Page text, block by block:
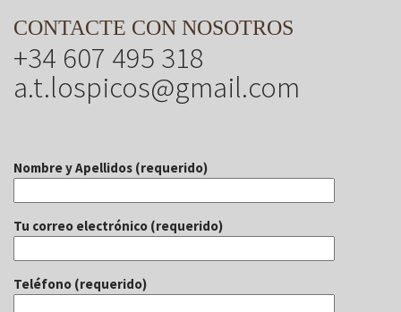
CONTACTE CON NOSOTROS
+34 607 495 318
a.t.lospicos@gmail.com
Nombre y Apellidos (requerido)
Tu correo electrónico (requerido)
Teléfono (requerido)